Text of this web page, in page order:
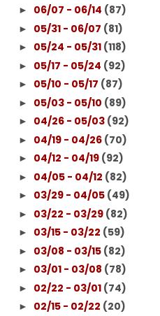
► 06/07 - 06/14 (87)
► 05/31 - 06/07 (81)
► 05/24 - 05/31 (118)
► 05/17 - 05/24 (92)
► 05/10 - 05/17 (87)
► 05/03 - 05/10 (89)
► 04/26 - 05/03 (92)
► 04/19 - 04/26 (70)
► 04/12 - 04/19 (92)
► 04/05 - 04/12 (82)
► 03/29 - 04/05 (49)
► 03/22 - 03/29 (82)
► 03/15 - 03/22 (59)
► 03/08 - 03/15 (82)
► 03/01 - 03/08 (78)
► 02/22 - 03/01 (74)
► 02/15 - 02/22 (20)